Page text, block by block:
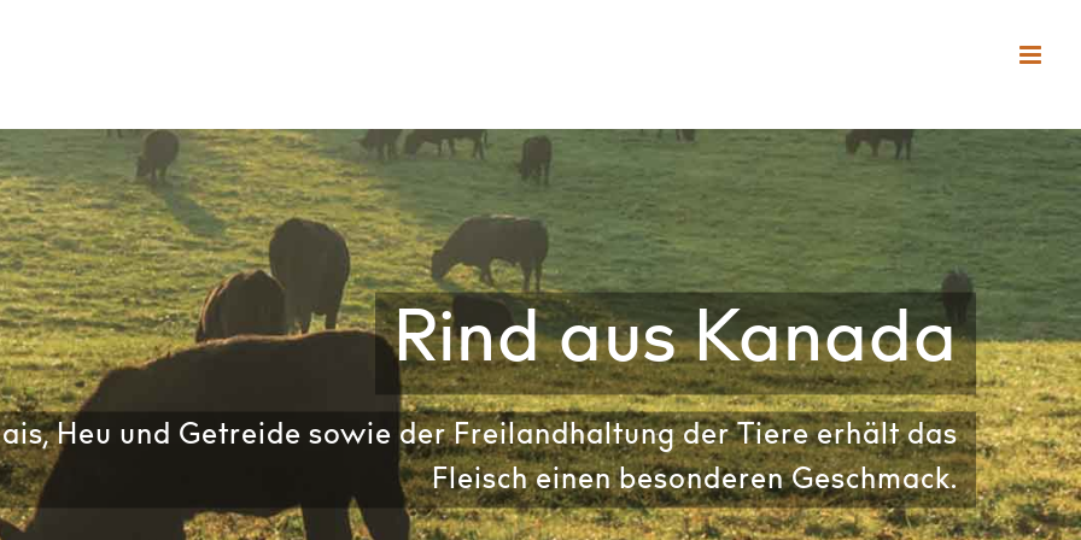
Rind aus Kanada
Heu und Getreide sowie der Freilandhaltung der Tiere erhält das
Fleisch einen besonderen Geschmack.